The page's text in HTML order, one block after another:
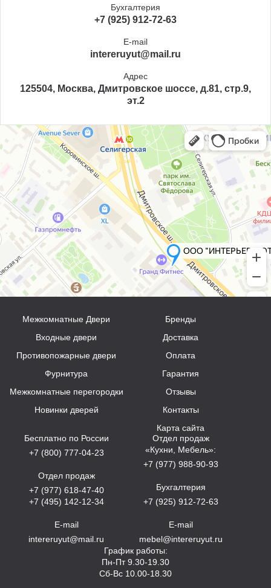
Бухгалтерия
+7 (925) 912-72-63
E-mail
intereruyut@mail.ru
Адрес
125504, Москва, Дмитровское шоссе, д.81, стр.9,
эт.2
Межкомнатные Двери
Входные двери
Противопожарные двери
Фурнитура
Межкомнатные перегородки
Новинки дверей
Бренды
Доставка
Оплата
Гарантия
Отзывы
Контакты
Карта сайта
Бесплатно по России
+7 (800) 777-04-23
Отдел продаж
+7 (977) 618-47-40
+7 (495) 142-12-34
E-mail
intereruyut@mail.ru
Отдел продаж
«Кухни, Мебель»:
+7 (977) 988-90-93
Бухгалтерия
+7 (925) 912-72-63
E-mail
mebel@intereruyut.ru
График работы:
Пн-Пт 9.30-19.30
Сб-Вс 10.00-18.30